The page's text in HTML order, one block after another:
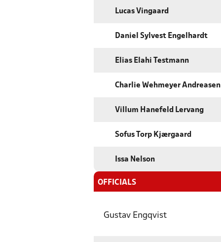
Lucas Vingaard
Daniel Sylvest Engelhardt
Elias Elahi Testmann
Charlie Wehmeyer Andreasen
Villum Hanefeld Lervang
Sofus Torp Kjærgaard
Issa Nelson
OFFICIALS
Gustav Engqvist